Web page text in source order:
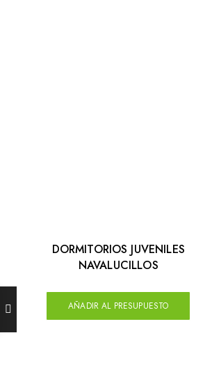
DORMITORIOS JUVENILES
NAVALUCILLOS
AÑADIR AL PRESUPUESTO